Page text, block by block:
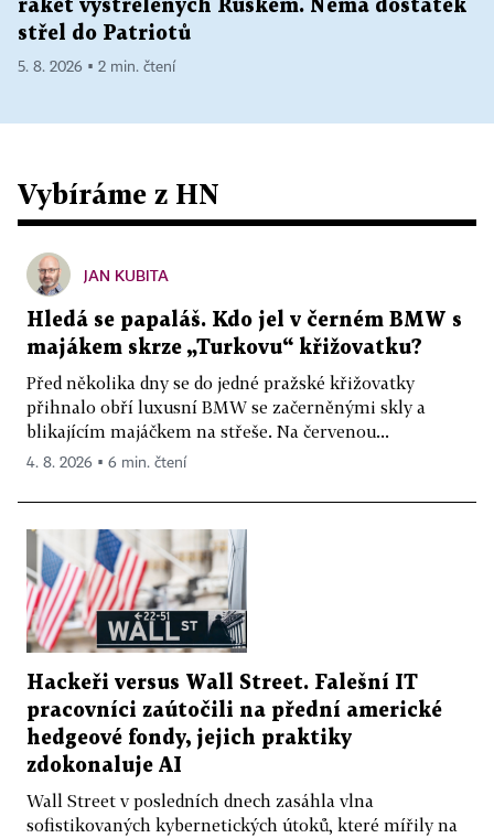
raket vystřelených Ruskem. Nemá dostatek
střel do Patriotů
5. 8. 2026 ▪ 2 min. čtení
Vybíráme z HN
JAN KUBITA
Hledá se papaláš. Kdo jel v černém BMW s
majákem skrze „Turkovu“ křižovatku?
Před několika dny se do jedné pražské křižovatky
přihnalo obří luxusní BMW se začerněnými skly a
blikajícím majáčkem na střeše. Na červenou...
4. 8. 2026 ▪ 6 min. čtení
Hackeři versus Wall Street. Falešní IT
pracovníci zaútočili na přední americké
hedgeové fondy, jejich praktiky
zdokonaluje AI
Wall Street v posledních dnech zasáhla vlna
sofistikovaných kybernetických útoků, které mířily na